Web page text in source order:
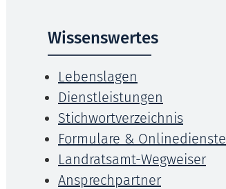
Wissenswertes
Lebenslagen
Dienstleistungen
Stichwortverzeichnis
Formulare & Onlinedienste
Landratsamt-Wegweiser
Ansprechpartner